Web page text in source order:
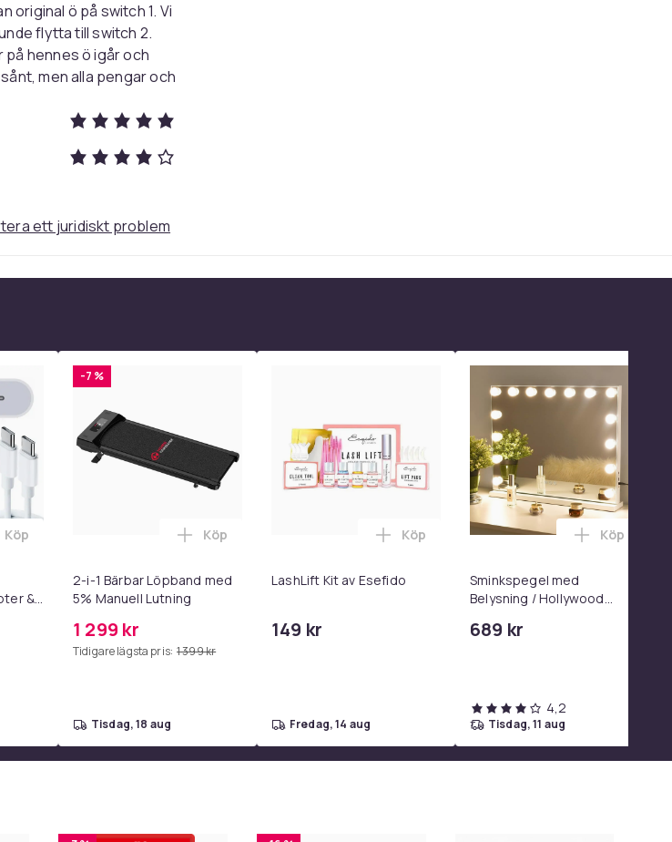
original ö på switch 1. Vi
flytta till switch 2.
på hennes ö igår och
men alla pengar och
ett juridiskt problem
lightning - USB-C 2m i varukorgen
med 2M USB-C till USB-C kabel i varukorgen
&
Lägg till 2-pack Samsung Snabbladdare - Adapter & Kabel 20W USB-C 2m i varukorgen
Köp
-7 %
2-i-1 Bärbar Löpband med
5% Manuell Lutning
1 299 kr
Tidigare lägsta pris: 1 399 kr
Lägg till 2-i-1 Bärbar Löpband med 5% Manuell Lutning i varukorgen
Köp
tisdag, 18 aug
LashLift Kit av Esefido
149 kr
Lägg till LashLift Kit av Esefido i
Köp
fredag, 14 aug
Sminkspegel med
Belysning / Hollywood
689 kr
Lägg till
Köp
4,2
tisdag, 11 aug